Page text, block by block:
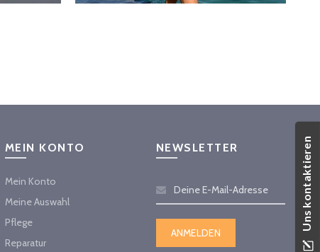
MEIN KONTO
Mein Konto
Meine Auswahl
Pflege
Reparatur
NEWSLETTER Uns kontaktieren